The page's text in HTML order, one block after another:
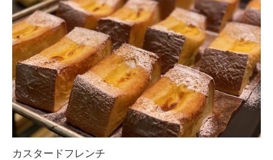
カスタードフレンチ